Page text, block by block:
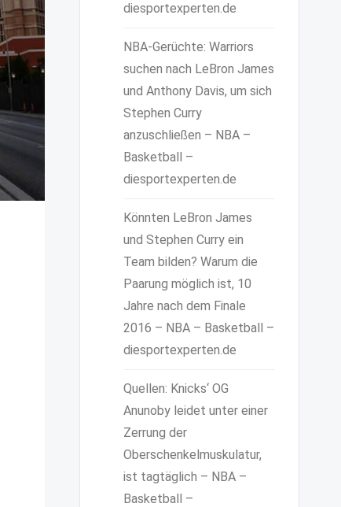
diesportexperten.de
NBA-Gerüchte: Warriors
suchen nach LeBron James
und Anthony Davis, um sich
Stephen Curry
anzuschließen – NBA –
Basketball –
diesportexperten.de
Könnten LeBron James
und Stephen Curry ein
Team bilden? Warum die
Paarung möglich ist, 10
Jahre nach dem Finale
2016 – NBA – Basketball –
diesportexperten.de
Quellen: Knicks‘ OG
Anunoby leidet unter einer
Zerrung der
Oberschenkelmuskulatur,
ist tagtäglich – NBA –
Basketball –